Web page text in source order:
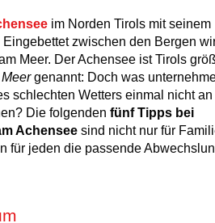
im Norden Tirols mit seinem
zwischen den Bergen
Meer. Der Achensee ist Tirols
genannt: Doch was
schlechten Wetters einmal nicht an
Die folgenden fünf Tipps bei
Achensee sind nicht nur für
für jeden die passende